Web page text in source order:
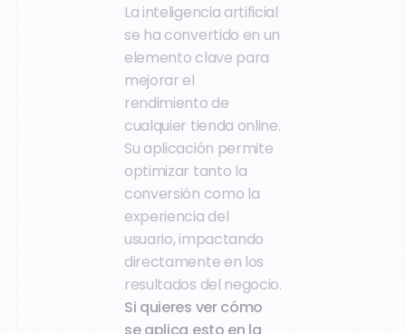
La inteligencia artificial
se ha convertido en un
elemento clave para
mejorar el
rendimiento de
cualquier tienda online.
Su aplicación permite
optimizar tanto la
conversión como la
experiencia del
usuario, impactando
directamente en los
resultados del negocio.
Si quieres ver cómo
se aplica esto en la